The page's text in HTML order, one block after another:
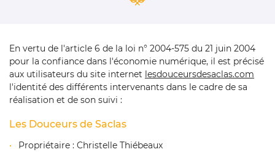
 Adresse email de réception
En cochant cette case, vous consentez à recevoir nos propositions
à tout moment en utilisantle formulaire de désinscription
En vertu de l'article 6 de la loi n° 2004-575 du 21 juin 2004
pour la confiance dans l'économie numérique, il est précisé
aux utilisateurs du site internet lesdouceursdesaclas.com
l'identité des différents intervenants dans le cadre de sa
réalisation et de son suivi :
Les Douceurs de Saclas
Propriétaire : Christelle Thiébeaux